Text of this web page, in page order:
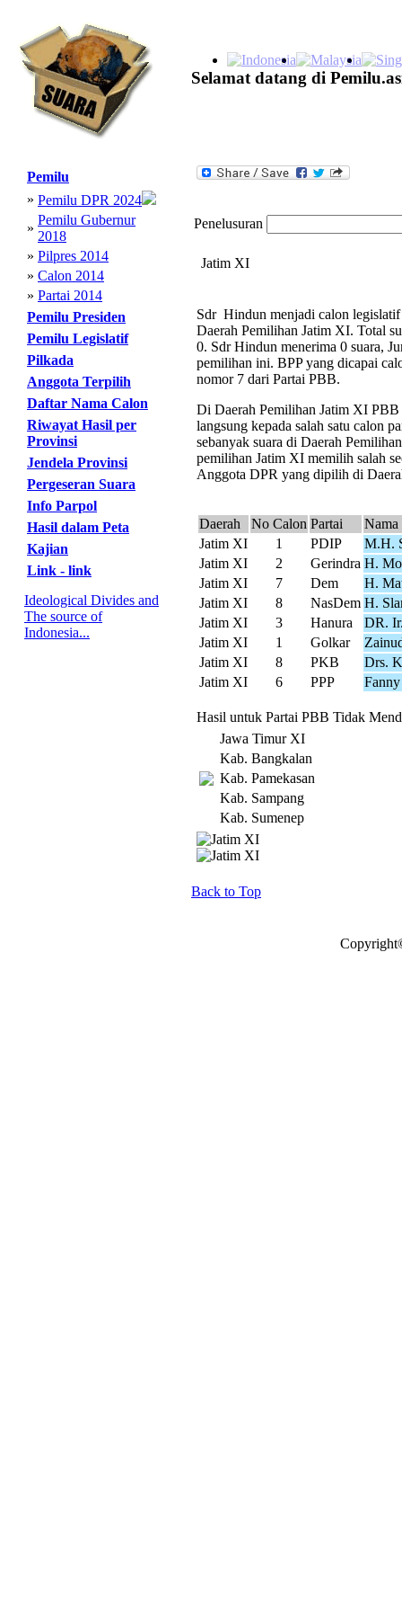
Selamat datang di
Pemilu
» Pemilu DPR 2024
»
Pemilu Gubernur
2018
» Pilpres 2014
» Calon 2014
» Partai 2014
Pemilu Presiden
Pemilu Legislatif
Pilkada
Anggota Terpilih
Daftar Nama Calon
Riwayat Hasil per
Provinsi
Jendela Provinsi
Pergeseran Suara
Info Parpol
Hasil dalam Peta
Kajian
Link - link
Ideological Divides and
The source of
Indonesia...
Penelusuran
Jatim XI
Sdr Hindun menjadi calon
Daerah Pemilihan Jatim XI. Total
0. Sdr Hindun menerima 0 suara,
pemilihan ini. BPP yang dicapai
nomor 7 dari Partai PBB.
Di Daerah Pemilihan Jatim XI PBB
langsung kepada salah satu calon
sebanyak suara di Daerah
pemilihan Jatim XI memilih salah
Anggota DPR yang dipilih di
Daerah No Calon Partai
Nama
Jatim XI
1 PDIP
M.H.
Jatim XI
2 Gerindra H.
Jatim XI
7 Dem
H.
Jatim XI
8 NasDem H.
Jatim XI
3 Hanura
DR.
Jatim XI
1 Golkar
Jatim XI
8 PKB
Drs.
Jatim XI
6 PPP
Hasil untuk Partai PBB Tidak
Jawa Timur XI
Kab. Bangkalan
Kab. Pamekasan
Kab. Sampang
Kab. Sumenep
Back to Top